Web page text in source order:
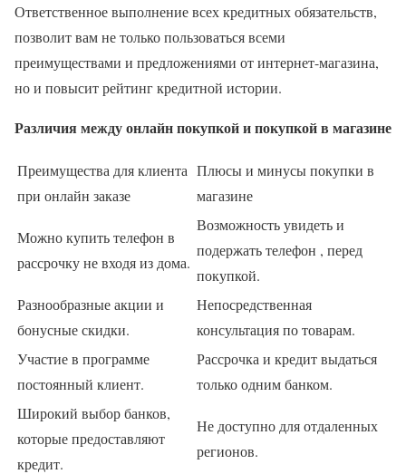
Ответственное выполнение всех кредитных обязательств,
позволит вам не только пользоваться всеми
преимуществами и предложениями от интернет-магазина,
но и повысит рейтинг кредитной истории.
Различия между онлайн покупкой и покупкой в магазине
Преимущества для клиента
при онлайн заказе
Плюсы и минусы покупки в
магазине
Можно купить телефон в
рассрочку не входя из дома.
Возможность увидеть и
подержать телефон , перед
покупкой.
Разнообразные акции и
бонусные скидки.
Непосредственная
консультация по товарам.
Участие в программе
постоянный клиент.
Рассрочка и кредит выдаться
только одним банком.
Широкий выбор банков,
которые предоставляют
кредит.
Не доступно для отдаленных
регионов.